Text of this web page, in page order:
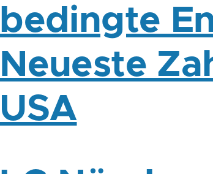
bedingte
Neueste
USA